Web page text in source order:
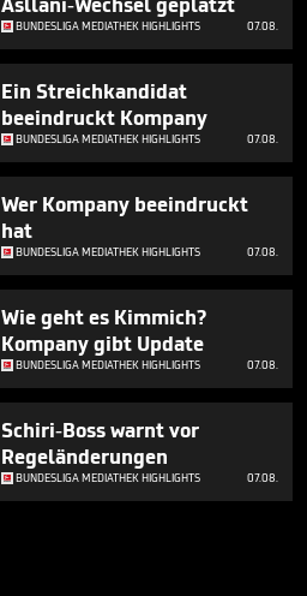
BUNDESLIGA MEDIATHEK HIGHLIGHTS 07.08.
Ein Streichkandidat
beeindruckt Kompany
BUNDESLIGA MEDIATHEK HIGHLIGHTS 07.08.
Wer Kompany beeindruckt
hat
BUNDESLIGA MEDIATHEK HIGHLIGHTS 07.08.
Wie geht es Kimmich?
Kompany gibt Update
BUNDESLIGA MEDIATHEK HIGHLIGHTS 07.08.
Schiri-Boss warnt vor
Regeländerungen
BUNDESLIGA MEDIATHEK HIGHLIGHTS 07.08.